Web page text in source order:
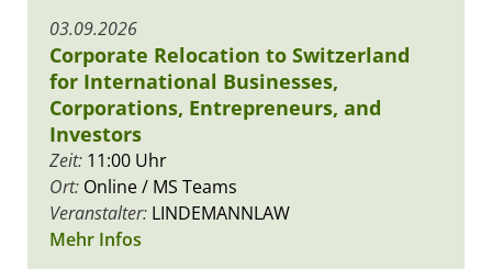
03.09.2026
Corporate Relocation to Switzerland
for International Businesses,
Corporations, Entrepreneurs, and
Investors
Zeit: 11:00 Uhr
Ort: Online / MS Teams
Veranstalter: LINDEMANNLAW
Mehr Infos